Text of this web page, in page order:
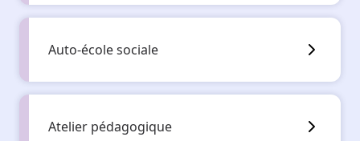
Auto-école sociale
Atelier pédagogique